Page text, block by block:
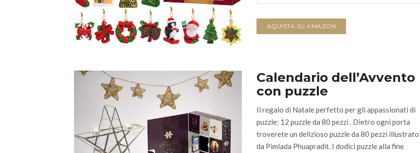
AQUISTA SU AMAZON
Calendario dell’Avvento
con puzzle
Il regalo di Natale perfetto per gli appassionati di
puzzle: 12 puzzle da 80 pezzi . Dietro ogni porta
troverete un delizioso puzzle da 80 pezzi illustrato
da Pimlada Phuapradit. I dodici puzzle alla fine